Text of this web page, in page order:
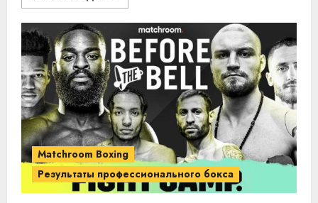
Matchroom Boxing
Результаты профессионального бокса